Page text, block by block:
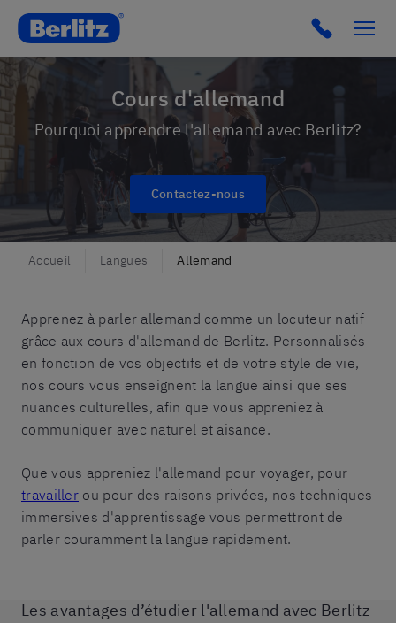
Berlitz lu Click to
Cours d'allemand
Pourquoi apprendre l'allemand avec Berlitz?
Contactez-nous
Accueil Langues Allemand
Apprenez à parler allemand comme un locuteur natif
grâce aux cours d'allemand de Berlitz. Personnalisés
en fonction de vos objectifs et de votre style de vie,
nos cours vous enseignent la langue ainsi que ses
nuances culturelles, afin que vous appreniez à
communiquer avec naturel et aisance.
Que vous appreniez l'allemand pour voyager, pour
travailler ou pour des raisons privées, nos techniques
immersives d'apprentissage vous permettront de
parler couramment la langue rapidement.
Les avantages d’étudier l'allemand avec Berlitz